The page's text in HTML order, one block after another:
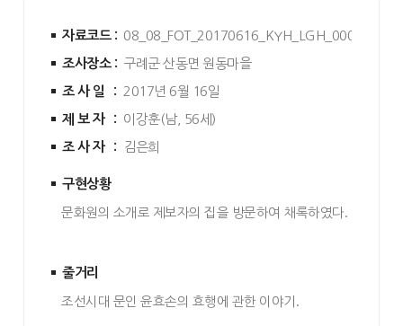
자료코드 : 08_08_FOT_20170616_KYH_LGH_0006
조사장소 : 구례군 산동면 원동마을
조사일 : 2017년 6월 16일
제보자 : 이강훈(남, 56세)
조사자 : 김은희
구현상황
문화원의 소개로 제보자의 집을 방문하여 채록하였다.
줄거리
조선시대 문인 윤효손의 효행에 관한 이야기 .